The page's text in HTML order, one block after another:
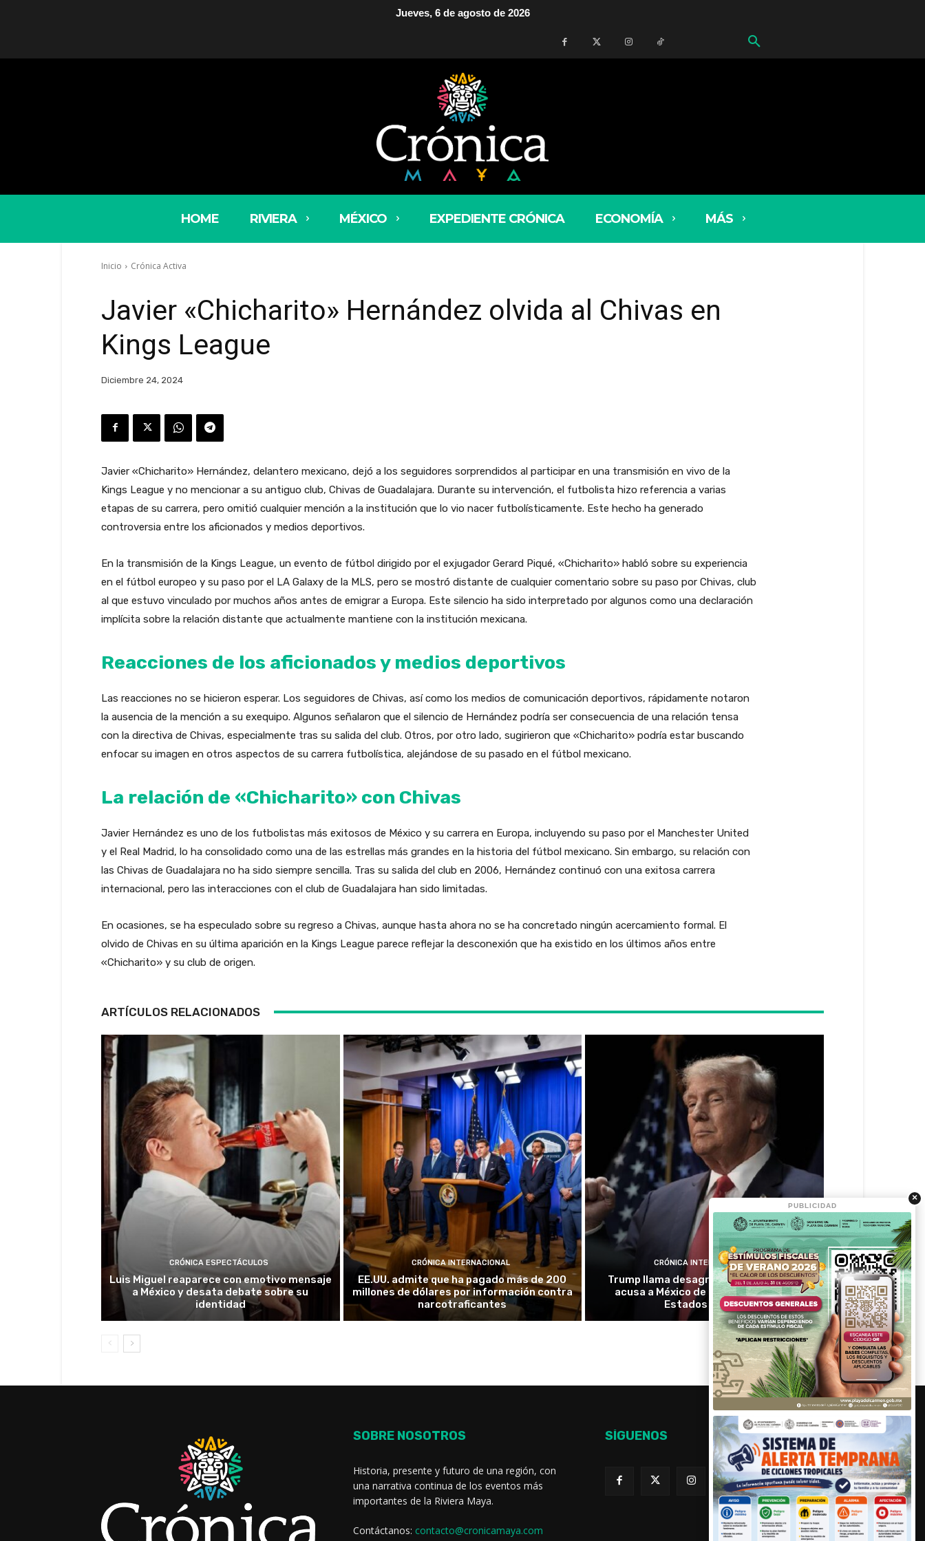
Jueves, 6 de agosto de 2026
HOME RIVIERA MÉXICO EXPEDIENTE CRÓNICA ECONOMÍA MÁS
Inicio Crónica Activa
Javier «Chicharito» Hernández olvida al Chivas en
Kings League
Diciembre 24, 2024
Javier «Chicharito» Hernández, delantero mexicano, dejó a los seguidores sorprendidos al participar en una transmisión en vivo de la
Kings League y no mencionar a su antiguo club, Chivas de Guadalajara. Durante su intervención, el futbolista hizo referencia a varias
etapas de su carrera, pero omitió cualquier mención a la institución que lo vio nacer futbolísticamente. Este hecho ha generado
controversia entre los aficionados y medios deportivos.
En la transmisión de la Kings League, un evento de fútbol dirigido por el exjugador Gerard Piqué, «Chicharito» habló sobre su experiencia
en el fútbol europeo y su paso por el LA Galaxy de la MLS, pero se mostró distante de cualquier comentario sobre su paso por Chivas, club
al que estuvo vinculado por muchos años antes de emigrar a Europa. Este silencio ha sido interpretado por algunos como una declaración
implícita sobre la relación distante que actualmente mantiene con la institución mexicana.
Reacciones de los aficionados y medios deportivos
Las reacciones no se hicieron esperar. Los seguidores de Chivas, así como los medios de comunicación deportivos, rápidamente notaron
la ausencia de la mención a su exequipo. Algunos señalaron que el silencio de Hernández podría ser consecuencia de una relación tensa
con la directiva de Chivas, especialmente tras su salida del club. Otros, por otro lado, sugirieron que «Chicharito» podría estar buscando
enfocar su imagen en otros aspectos de su carrera futbolística, alejándose de su pasado en el fútbol mexicano.
La relación de «Chicharito» con Chivas
Javier Hernández es uno de los futbolistas más exitosos de México y su carrera en Europa, incluyendo su paso por el Manchester United
y el Real Madrid, lo ha consolidado como una de las estrellas más grandes en la historia del fútbol mexicano. Sin embargo, su relación con
las Chivas de Guadalajara no ha sido siempre sencilla. Tras su salida del club en 2006, Hernández continuó con una exitosa carrera
internacional, pero las interacciones con el club de Guadalajara han sido limitadas.
En ocasiones, se ha especulado sobre su regreso a Chivas, aunque hasta ahora no se ha concretado ningún acercamiento formal. El
olvido de Chivas en su última aparición en la Kings League parece reflejar la desconexión que ha existido en los últimos años entre
«Chicharito» y su club de origen.
ARTÍCULOS RELACIONADOS
CRÓNICA ESPECTÁCULOS
Luis Miguel reaparece con emotivo mensaje
a México y desata debate sobre su
identidad
CRÓNICA INTERNACIONAL
EE.UU. admite que ha pagado más de 200
millones de dólares por información contra
narcotraficantes
CRÓNICA INTERNACIONAL
Trump llama desagradable a Canadá y
acusa a México de aprovecharse de
Estados Unidos
SOBRE NOSOTROS
Historia, presente y futuro de una región, con
una narrativa continua de los eventos más
importantes de la Riviera Maya.
Contáctanos: contacto@cronicamaya.com
SÍGUENOS
×
PUBLICIDAD